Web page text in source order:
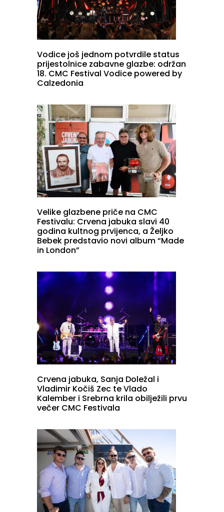
Vodice još jednom potvrdile status
prijestolnice zabavne glazbe: održan
18. CMC Festival Vodice powered by
Calzedonia
Velike glazbene priče na CMC
Festivalu: Crvena jabuka slavi 40
godina kultnog prvijenca, a Željko
Bebek predstavio novi album “Made
in London”
Crvena jabuka, Sanja Doležal i
Vladimir Kočiš Zec te Vlado
Kalember i Srebrna krila obilježili prvu
večer CMC Festivala